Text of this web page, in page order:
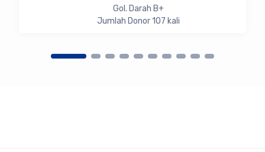
Gol. Darah B+
Jumlah Donor 107 kali